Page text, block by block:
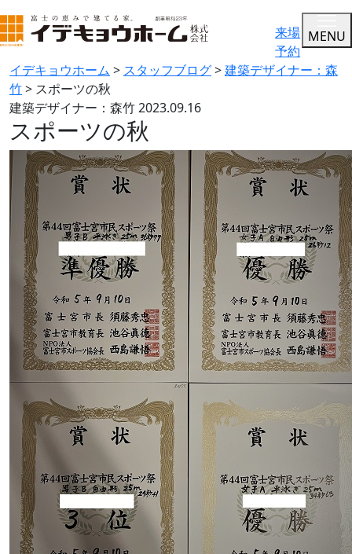
来場
予約
MENU
イデキョウホーム > スタッフブログ>建築デザイナー：森
竹> スポーツの秋
建築デザイナー：森竹2023.09.16
スポーツの秋